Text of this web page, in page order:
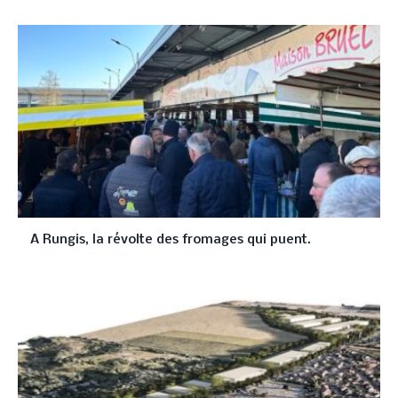
A Rungis, la révolte des fromages qui puent.